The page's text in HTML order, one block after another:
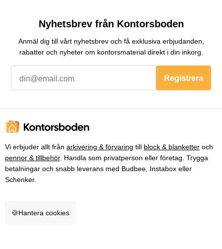
Nyhetsbrev från Kontorsboden
Anmäl dig till vårt nyhetsbrev och få exklusiva erbjudanden,
rabatter och nyheter om kontorsmaterial direkt i din inkorg.
Registrera
Vi erbjuder allt från arkivering & förvaring till block & blanketter och
pennor & tillbehör. Handla som privatperson eller företag. Trygga
betalningar och snabb leverans med Budbee, Instabox eller
Schenker.
🍪Hantera cookies